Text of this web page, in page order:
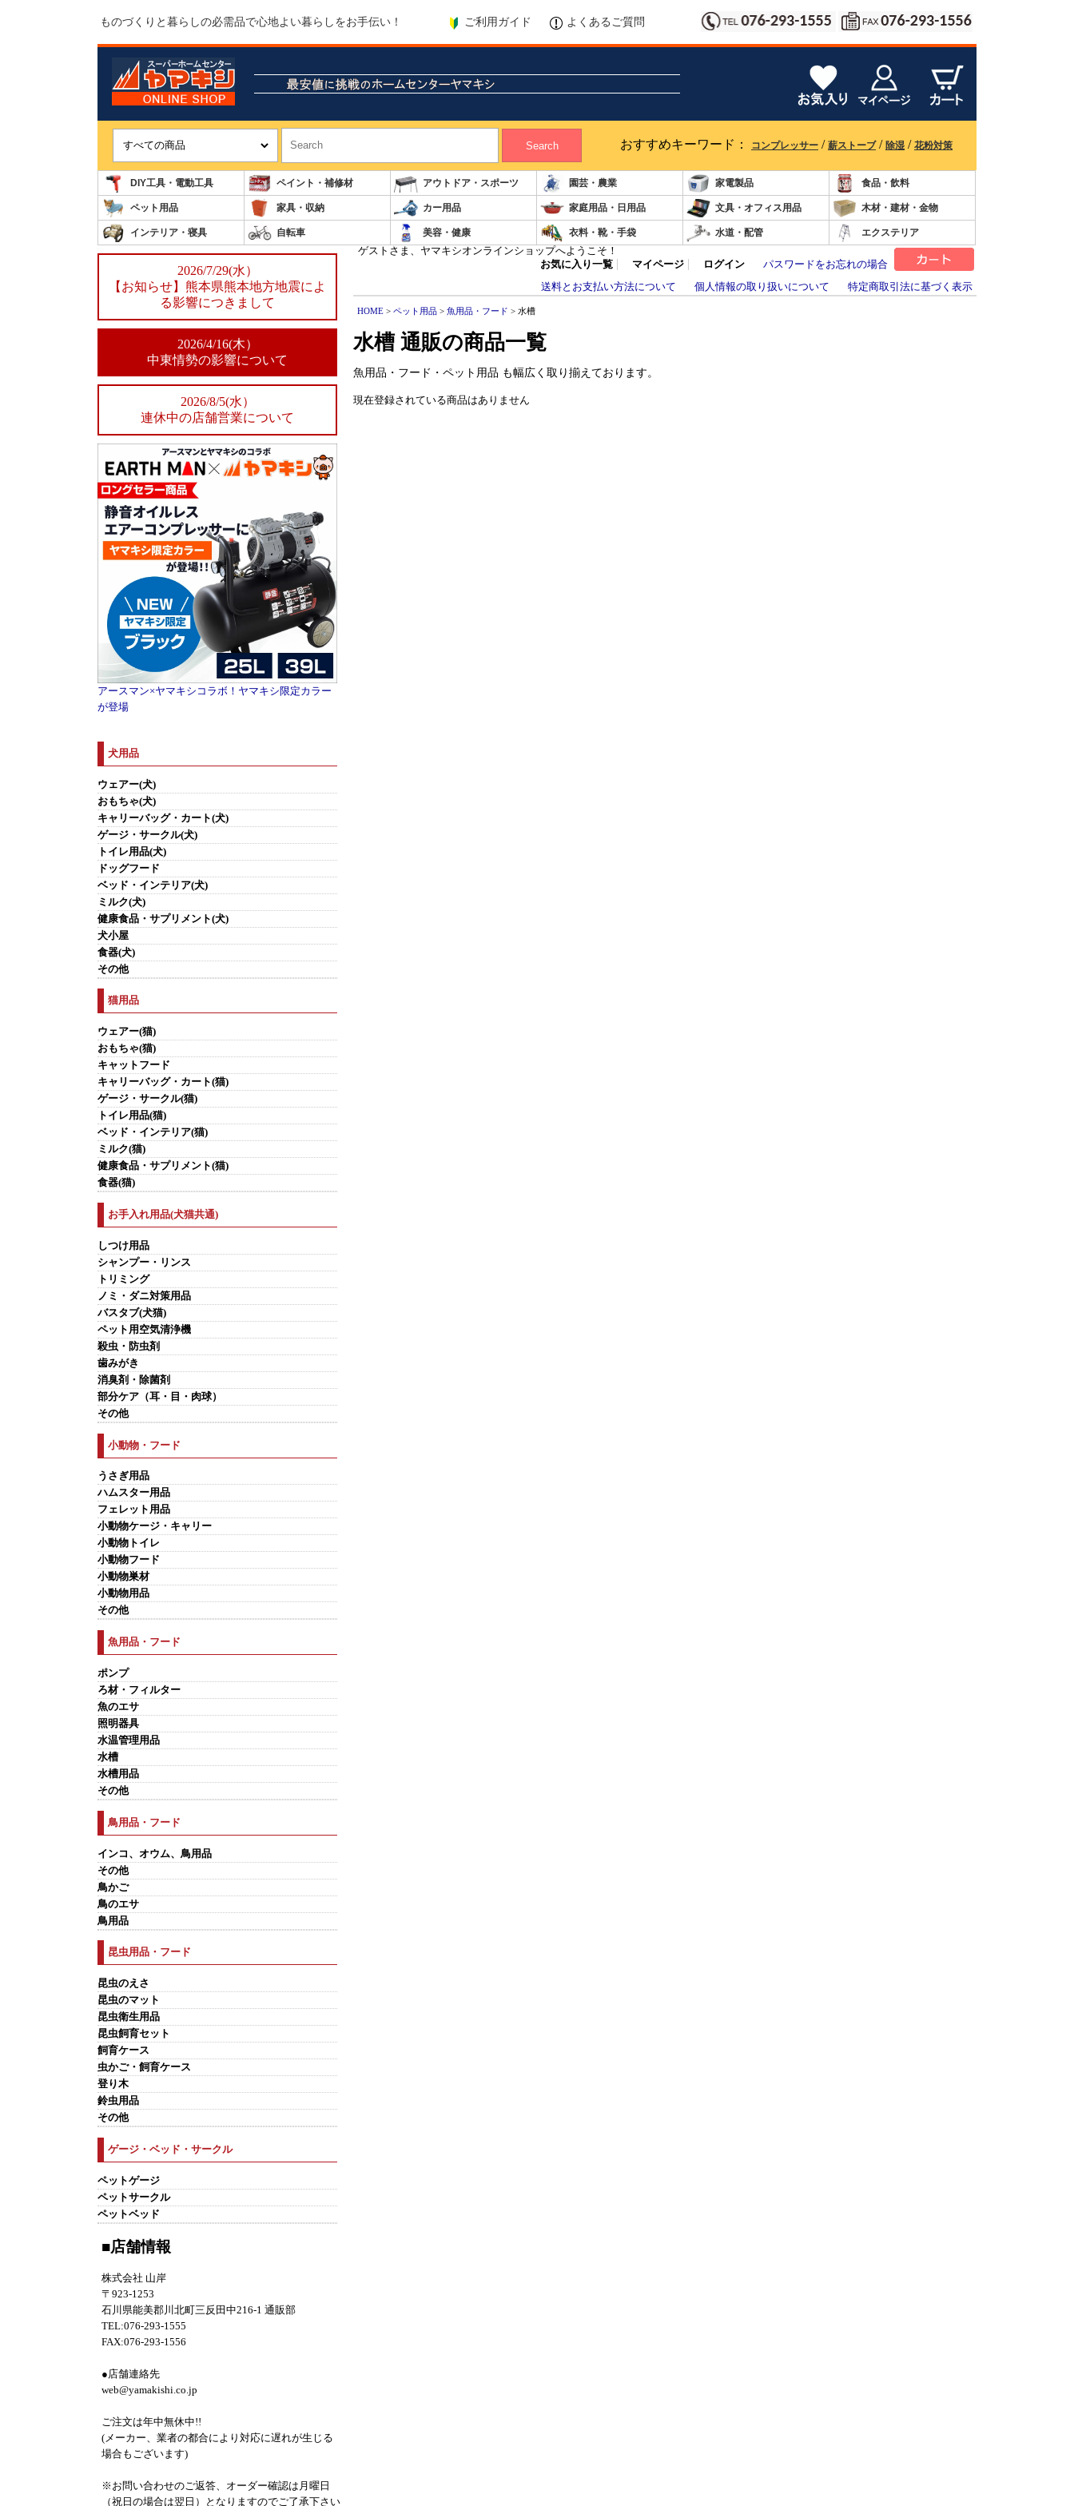
ものづくりと暮らしの必需品で心地よい暮らしをお手伝い！ ご利用ガイド よくあるご質問
Search おすすめキーワード： コンプレッサー / 薪ストーブ/ 除湿 / 花粉対策
DIY工具・電動工具 ペイント・補修材 アウトドア・スポーツ 園芸・農業 家電製品 食品・飲料
ペット用品 家具・収納 カー用品 家庭用品・日用品 文具・オフィス用品 木材・建材・金物
インテリア・寝具 自転車 美容・健康 衣料・靴・手袋 水道・配管 エクステリア
2026/7/29(水）
【お知らせ】熊本県熊本地方地震によ
る影響につきまして
2026/4/16(木）
中東情勢の影響について
2026/8/5(水）
連休中の店舗営業について
アースマン×ヤマキシコラボ！ヤマキシ限定カラー
が登場
犬用品
ウェアー(犬)
おもちゃ(犬)
キャリーバッグ・カート(犬)
ゲージ・サークル(犬)
トイレ用品(犬)
ドッグフード
ベッド・インテリア(犬)
ミルク(犬)
健康食品・サプリメント(犬)
犬小屋
食器(犬)
その他
猫用品
ウェアー(猫)
おもちゃ(猫)
キャットフード
キャリーバッグ・カート(猫)
ゲージ・サークル(猫)
トイレ用品(猫)
ベッド・インテリア(猫)
ミルク(猫)
健康食品・サプリメント(猫)
食器(猫)
お手入れ用品(犬猫共通)
しつけ用品
シャンプー・リンス
トリミング
ノミ・ダニ対策用品
バスタブ(犬猫)
ペット用空気清浄機
殺虫・防虫剤
歯みがき
消臭剤・除菌剤
部分ケア（耳・目・肉球）
その他
小動物・フード
うさぎ用品
ハムスター用品
フェレット用品
小動物ケージ・キャリー
小動物トイレ
小動物フード
小動物巣材
小動物用品
その他
魚用品・フード
ポンプ
ろ材・フィルター
魚のエサ
照明器具
水温管理用品
水槽
水槽用品
その他
鳥用品・フード
インコ、オウム、鳥用品
その他
鳥かご
鳥のエサ
鳥用品
昆虫用品・フード
昆虫のえさ
昆虫のマット
昆虫衛生用品
昆虫飼育セット
飼育ケース
虫かご・飼育ケース
登り木
鈴虫用品
その他
ゲージ・ベッド・サークル
ペットゲージ
ペットサークル
ペットベッド
■店舗情報
株式会社 山岸
〒923-1253
石川県能美郡川北町三反田中216-1 通販部
TEL:076-293-1555
FAX:076-293-1556
●店舗連絡先
web@yamakishi.co.jp
ご注文は年中無休中!!
(メーカー、業者の都合により対応に遅れが生じる
場合もございます)
※お問い合わせのご返答、オーダー確認は月曜日
（祝日の場合は翌日）となりますのでご了承下さい
ゲストさま、ヤマキシオンラインショップへようこそ！
お気に入り一覧
マイページ ログイン
パスワードをお忘れの場合
送料とお支払い方法について
個人情報の取り扱いについて 特定商取引法に基づく表示
HOME > ペット用品 > 魚用品・フード > 水槽
水槽 通販の商品一覧
魚用品・フード・ペット用品 も幅広く取り揃えております。
現在登録されている商品はありません